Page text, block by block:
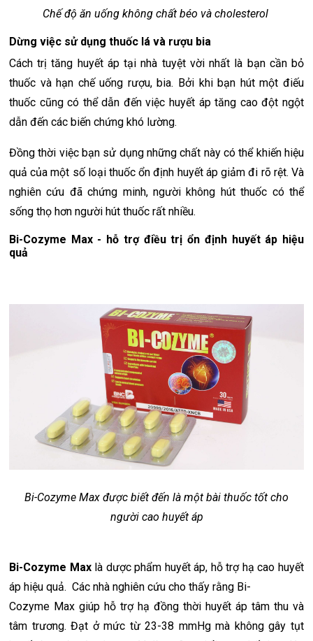
Chế độ ăn uống không chất béo và cholesterol
Dừng việc sử dụng thuốc lá và rượu bia
Cách trị tăng huyết áp tại nhà tuyệt vời nhất là bạn cần bỏ
thuốc và hạn chế uống rượu, bia. Bởi khi bạn hút một điếu
thuốc cũng có thể dẫn đến việc huyết áp tăng cao đột ngột
dẫn đến các biến chứng khó lường.
Đồng thời việc bạn sử dụng những chất này có thể khiến hiệu
quả của một số loại thuốc ổn định huyết áp giảm đi rõ rệt. Và
nghiên cứu đã chứng minh, người không hút thuốc có thể
sống thọ hơn người hút thuốc rất nhiều.
Bi-Cozyme Max - hỗ trợ điều trị ổn định huyết áp hiệu
quả
Bi-Cozyme Max được biết đến là một bài thuốc tốt cho
người cao huyết áp
Bi-Cozyme Maxlà dược phẩm huyết áp, hỗ trợ hạ cao huyết
áp hiệu quả. Các nhà nghiên cứu cho thấy rằng Bi-
Cozyme Max giúp hỗ trợ hạ đồng thời huyết áp tâm thu và
tâm trương. Đạt ở mức từ 23-38 mmHg mà không gây tụt